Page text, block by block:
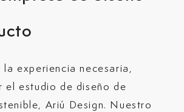
la experiencia necesaria,
el estudio de diseño de
Ariú Design. Nuestro